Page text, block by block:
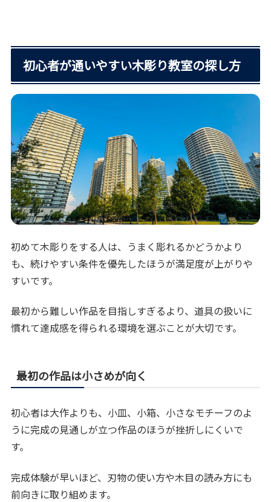
初心者が通いやすい木彫り教室の探し方
初めて木彫りをする人は、うまく彫れるかどうかより
も、続けやすい条件を優先したほうが満足度が上がりや
すいです。
最初から難しい作品を目指しすぎるより、道具の扱いに
慣れて達成感を得られる環境を選ぶことが大切です。
最初の作品は小さめが向く
初心者は大作よりも、小皿、小箱、小さなモチーフのよ
うに完成の見通しが立つ作品のほうが挫折しにくいで
す。
完成体験が早いほど、刃物の使い方や木目の読み方にも
前向きに取り組めます。